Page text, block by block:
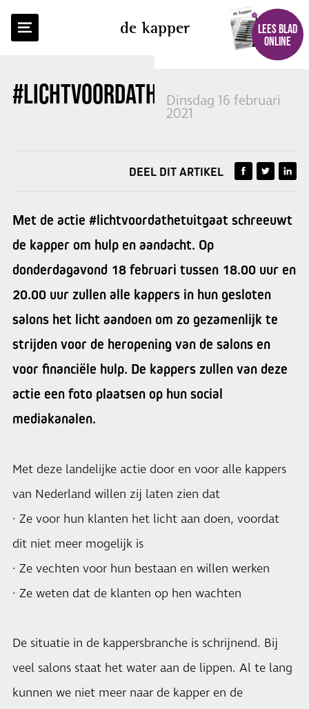
de kapper
LEES BLAD
ONLINE
#LICHTVOORDATHETUITGAAT
Dinsdag 16 februari
2021
TERUG NAAR OVERZICHT
DEEL DIT ARTIKEL
Met de actie #lichtvoordathetuitgaat schreeuwt
de kapper om hulp en aandacht. Op
donderdagavond 18 februari tussen 18.00 uur en
20.00 uur zullen alle kappers in hun gesloten
salons het licht aandoen om zo gezamenlijk te
strijden voor de heropening van de salons en
voor financiële hulp. De kappers zullen van deze
actie een foto plaatsen op hun social
mediakanalen.
Met deze landelijke actie door en voor alle kappers
van Nederland willen zij laten zien dat
· Ze voor hun klanten het licht aan doen, voordat
dit niet meer mogelijk is
· Ze vechten voor hun bestaan en willen werken
· Ze weten dat de klanten op hen wachten
De situatie in de kappersbranche is schrijnend. Bij
veel salons staat het water aan de lippen. Al te lang
kunnen we niet meer naar de kapper en de